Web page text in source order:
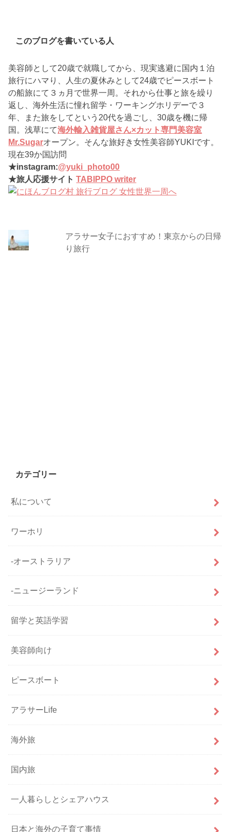
このブログを書いている人
美容師として20歳で就職してから、現実逃避に国内１泊
旅行にハマり、人生の夏休みとして24歳でピースボート
の船旅にて３ヵ月で世界一周。それから仕事と旅を繰り
返し、海外生活に憧れ留学・ワーキングホリデーで３
年、また旅をしてという20代を過ごし、30歳を機に帰
国。浅草にて海外輸入雑貨屋さん×カット専門美容室
Mr.Sugarオープン。そんな旅好き女性美容師YUKIです。
現在39か国訪問
★instagram:@yuki_photo00
★旅人応援サイトTABIPPO writer
アラサー女子におすすめ！東京からの日帰
り旅行
カテゴリー
私について
ワーホリ
-オーストラリア
-ニュージーランド
留学と英語学習
美容師向け
ピースボート
アラサーLife
海外旅
国内旅
一人暮らしとシェアハウス
日本と海外の子育て事情